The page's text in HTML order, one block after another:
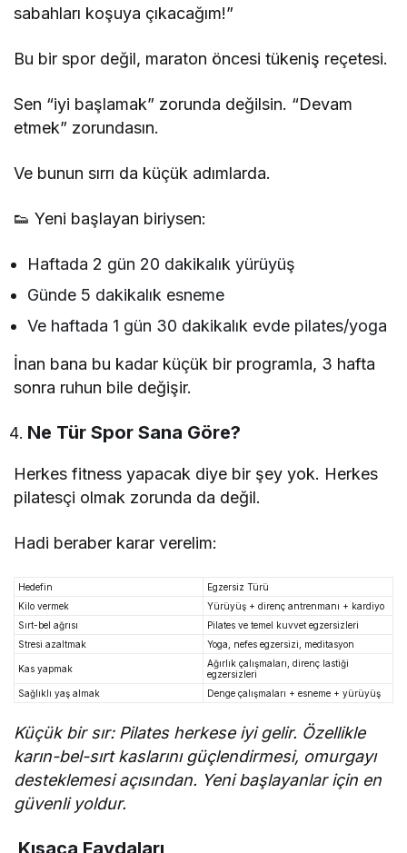
sabahları koşuya çıkacağım!”
Bu bir spor değil, maraton öncesi tükeniş reçetesi.
Sen “iyi başlamak” zorunda değilsin. “Devam
etmek” zorundasın.
Ve bunun sırrı da küçük adımlarda.
👟 Yeni başlayan biriysen:
Haftada 2 gün 20 dakikalık yürüyüş
Günde 5 dakikalık esneme
Ve haftada 1 gün 30 dakikalık evde pilates/yoga
İnan bana bu kadar küçük bir programla, 3 hafta
sonra ruhun bile değişir.
Ne Tür Spor Sana Göre?
Herkes fitness yapacak diye bir şey yok. Herkes
pilatesçi olmak zorunda da değil.
Hadi beraber karar verelim:
Hedefin
Egzersiz Türü
Kilo vermek
Yürüyüş + direnç antrenmanı + kardiyo
Sırt-bel ağrısı
Pilates ve temel kuvvet egzersizleri
Stresi azaltmak
Yoga, nefes egzersizi, meditasyon
Kas yapmak
Ağırlık çalışmaları, direnç lastiği
egzersizleri
Sağlıklı yaş almak
Denge çalışmaları + esneme + yürüyüş
Küçük bir sır: Pilates herkese iyi gelir. Özellikle
karın-bel-sırt kaslarını güçlendirmesi, omurgayı
desteklemesi açısından. Yeni başlayanlar için en
güvenli yoldur.
Kısaca Faydaları